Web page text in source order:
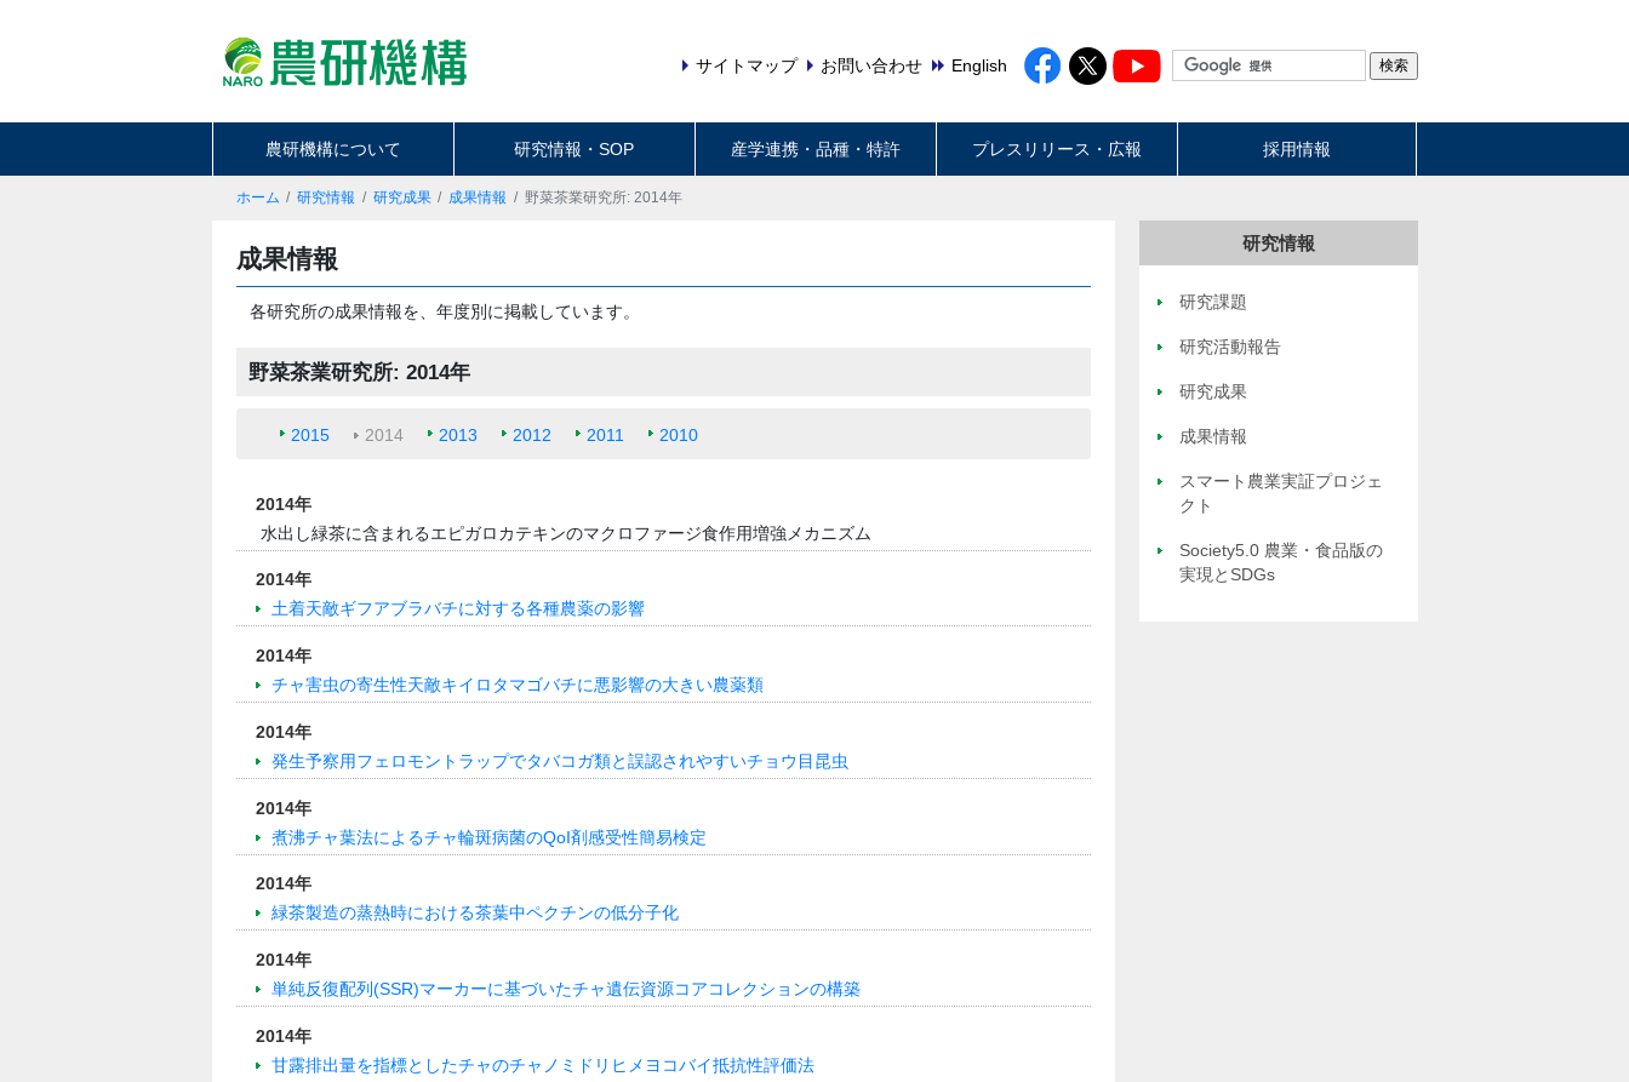
サイトマップ お問い合わせ English
農研機構について 研究情報・SOP 産学連携・品種・特許 プレスリリース・広報 採用情報
ホーム 研究情報 研究成果 成果情報 野菜茶業研究所: 2014年
成果情報
各研究所の成果情報を、年度別に掲載しています。
野菜茶業研究所: 2014年
2015 2014 2013 2012 2011 2010
2014年
水出し緑茶に含まれるエピガロカテキンのマクロファージ食作用増強メカニズム
2014年
土着天敵ギフアブラバチに対する各種農薬の影響
2014年
チャ害虫の寄生性天敵キイロタマゴバチに悪影響の大きい農薬類
2014年
発生予察用フェロモントラップでタバコガ類と誤認されやすいチョウ目昆虫
2014年
煮沸チャ葉法によるチャ輪斑病菌のQoI剤感受性簡易検定
2014年
緑茶製造の蒸熱時における茶葉中ペクチンの低分子化
2014年
単純反復配列(SSR)マーカーに基づいたチャ遺伝資源コアコレクションの構築
2014年
甘露排出量を指標としたチャのチャノミドリヒメヨコバイ抵抗性評価法
研究情報
研究課題
研究活動報告
研究成果
成果情報
スマート農業実証プロジェ
クト
Society5.0 農業・食品版の
実現とSDGs